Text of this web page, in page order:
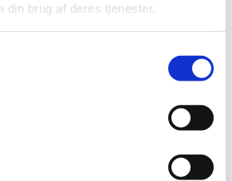
din brug af deres tjenester.
du forvente?
manglende tænder og